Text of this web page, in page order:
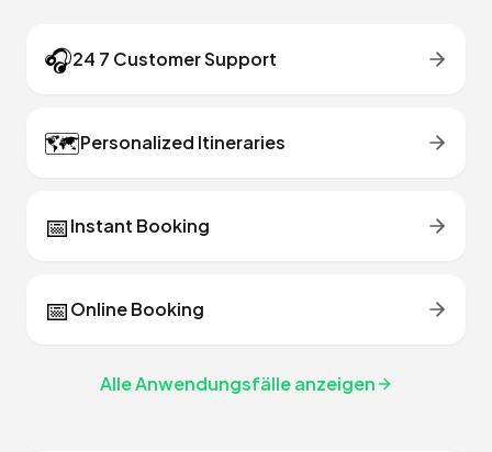
🎧24 7 Customer Support
🗺️Personalized Itineraries
📅Instant Booking
📅Online Booking
Alle Anwendungsfälle anzeigen